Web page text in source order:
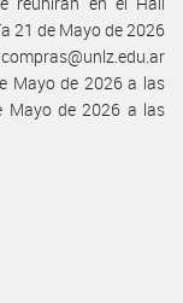
21 de Mayo de 2026
Mayo de 2026 a las
Mayo de 2026 a las